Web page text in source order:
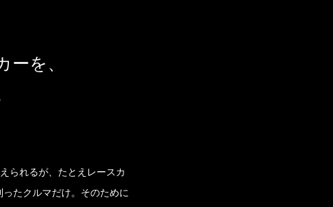
を、
られるが、たとえレースカ
たクルマだけ。そのために